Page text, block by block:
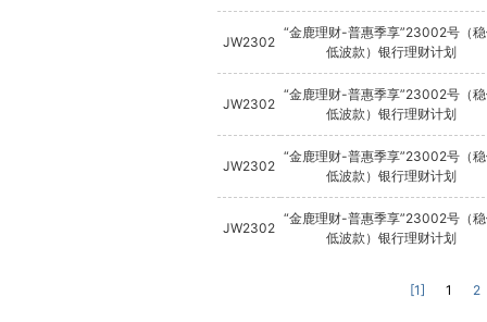
JW2302
“金鹿理财-普惠季享”23002号（
低波款）银行理财计划
JW2302
“金鹿理财-普惠季享”23002号（
低波款）银行理财计划
JW2302
“金鹿理财-普惠季享”23002号（
低波款）银行理财计划
JW2302
“金鹿理财-普惠季享”23002号（
低波款）银行理财计划
[1] 1 2